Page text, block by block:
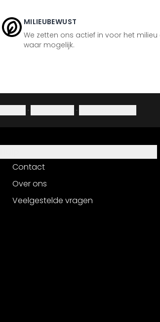
MILIEUBEWUST
We zetten ons actief in voor het
waar mogelijk.
· ·
Contact
Over ons
Veelgestelde vragen